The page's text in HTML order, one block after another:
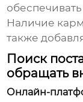
Наличие
также
Поиск
обращать
Онлайн-